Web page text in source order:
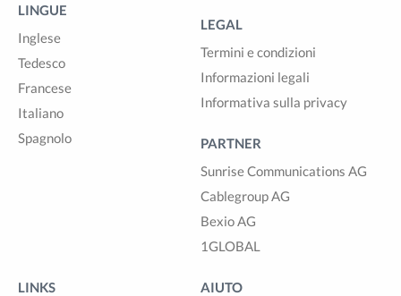
LINGUE
Inglese
Tedesco
Francese
Italiano
Spagnolo
LEGAL
Termini e condizioni
Informazioni legali
Informativa sulla privacy
PARTNER
Sunrise Communications AG
Cablegroup AG
Bexio AG
1GLOBAL
LINKS
AIUTO